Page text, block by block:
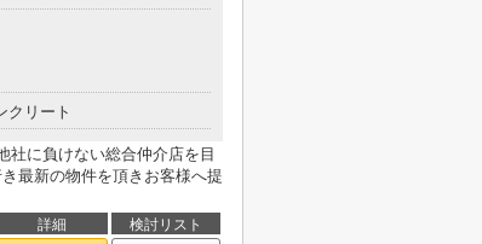
クリート
社に負けない総合仲介店を目
最新の物件を頂きお客様へ提
詳細
検討リスト